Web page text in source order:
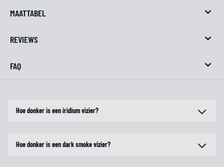
MAATTABEL
REVIEWS
FAQ
Hoe donker is een iridium vizier?
Hoe donker is een dark smoke vizier?